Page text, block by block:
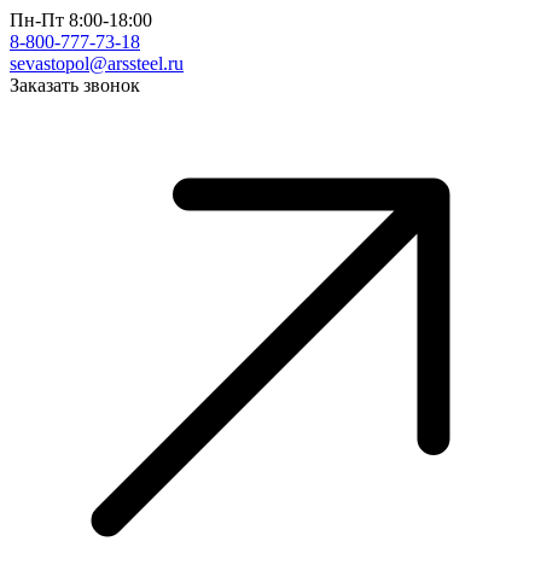
Пн-Пт 8:00-18:00
8-800-777-73-18
sevastopol@arssteel.ru
Заказать звонок